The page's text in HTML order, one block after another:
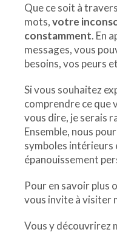
Que ce soit à
mots,votre
constamment. En
messages, vous
besoins, vos peurs
Si vous souhaitez
comprendre ce que
vous dire, je serais
Ensemble, nous
symboles intérieurs
épanouissement
Pour en savoir plus
vous invite à visiter
Vous y découvrirez